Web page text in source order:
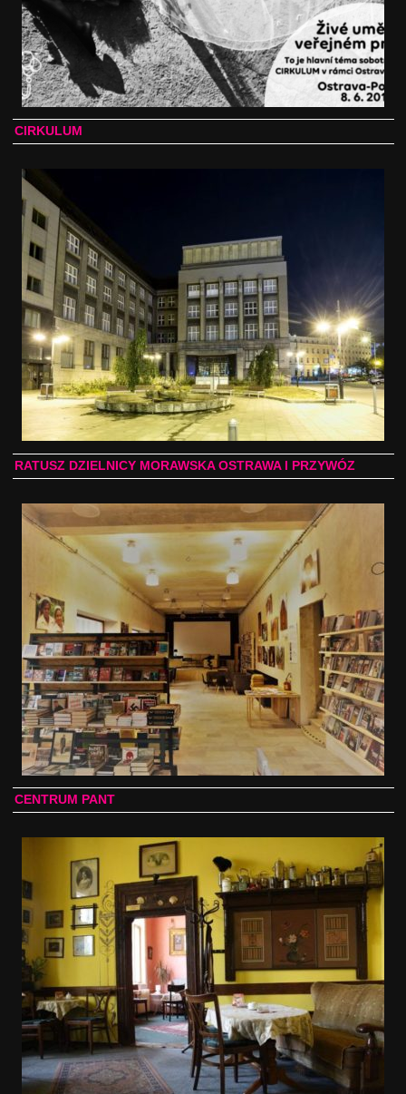
CIRKULUM
RATUSZ DZIELNICY MORAWSKA OSTRAWA I PRZYWÓZ
CENTRUM PANT